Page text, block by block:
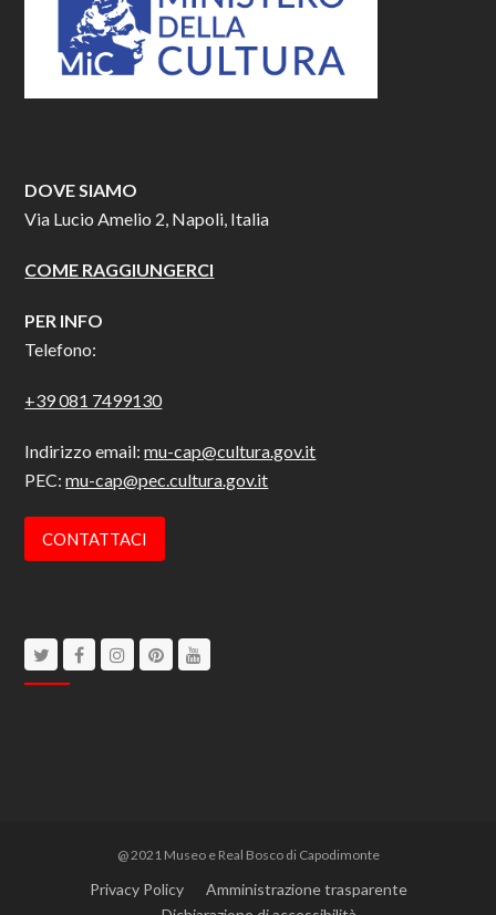
DOVE SIAMO
Via Lucio Amelio 2, Napoli, Italia
COME RAGGIUNGERCI
PER INFO
Telefono:
+39 081 7499130
Indirizzo email:mu-cap@cultura.gov.it
PEC:mu-cap@pec.cultura.gov.it
CONTATTACI
TwitterFacebookInstagram
Pinterest
@ 2021 Museo e Real Bosco di Capodimonte
Privacy Policy
Amministrazione trasparente